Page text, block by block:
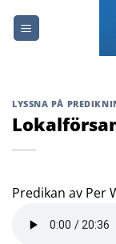
LYSSNA PÅ
Predikan av Per